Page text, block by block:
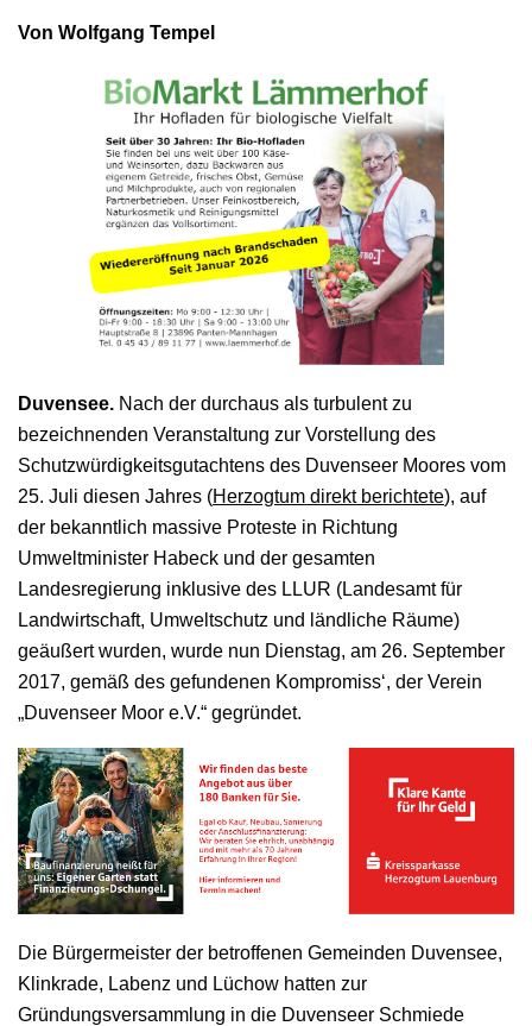
Von Wolfgang Tempel
Duvensee. Nach der durchaus als turbulent zu
bezeichnenden Veranstaltung zur Vorstellung des
Schutzwürdigkeitsgutachtens des Duvenseer Moores vom
25. Juli diesen Jahres (Herzogtum direkt berichtete), auf
der bekanntlich massive Proteste in Richtung
Umweltminister Habeck und der gesamten
Landesregierung inklusive des LLUR (Landesamt für
Landwirtschaft, Umweltschutz und ländliche Räume)
geäußert wurden, wurde nun Dienstag, am 26. September
2017, gemäß des gefundenen Kompromiss‘, der Verein
„Duvenseer Moor e.V.“ gegründet.
Die Bürgermeister der betroffenen Gemeinden Duvensee,
Klinkrade, Labenz und Lüchow hatten zur
Gründungsversammlung in die Duvenseer Schmiede